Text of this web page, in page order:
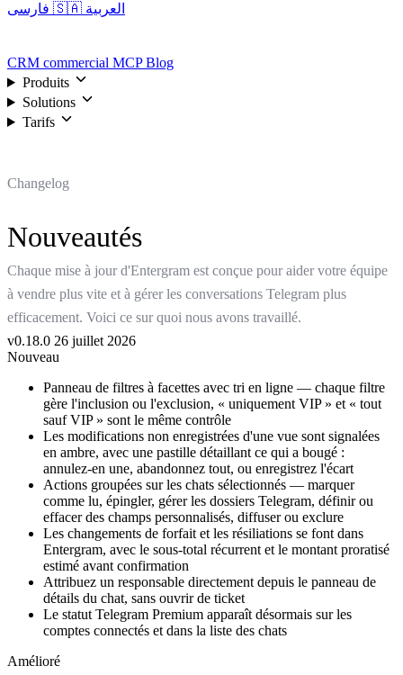
🇸🇦 العربية
CRM commercial MCPBlog
Produits
Solutions
Tarifs
Changelog
Nouveautés
Chaque mise à jour d'Entergram est conçue pour aider votre équipe
à vendre plus vite et à gérer les conversations Telegram plus
efficacement. Voici ce sur quoi nous avons travaillé.
v0.18.0 26 juillet 2026
Nouveau
Panneau de filtres à facettes avec tri en ligne — chaque filtre
gère l'inclusion ou l'exclusion, « uniquement VIP » et « tout
sauf VIP » sont le même contrôle
Les modifications non enregistrées d'une vue sont signalées
en ambre, avec une pastille détaillant ce qui a bougé :
annulez-en une, abandonnez tout, ou enregistrez l'écart
Actions groupées sur les chats sélectionnés — marquer
comme lu, épingler, gérer les dossiers Telegram, définir ou
effacer des champs personnalisés, diffuser ou exclure
Les changements de forfait et les résiliations se font dans
Entergram, avec le sous-total récurrent et le montant proratisé
estimé avant confirmation
Attribuez un responsable directement depuis le panneau de
détails du chat, sans ouvrir de ticket
Le statut Telegram Premium apparaît désormais sur les
comptes connectés et dans la liste des chats
Amélioré